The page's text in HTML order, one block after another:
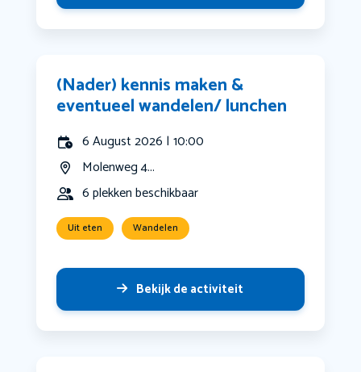
(Nader) kennis maken &
eventueel wandelen/ lunchen
6 August 2026 | 10:00
Molenweg 4...
6 plekken beschikbaar
Uit eten Wandelen
Bekijk de activiteit